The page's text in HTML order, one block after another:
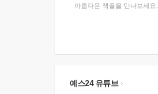
아름다운 책들을 만나보세요.
예스24 유튜브